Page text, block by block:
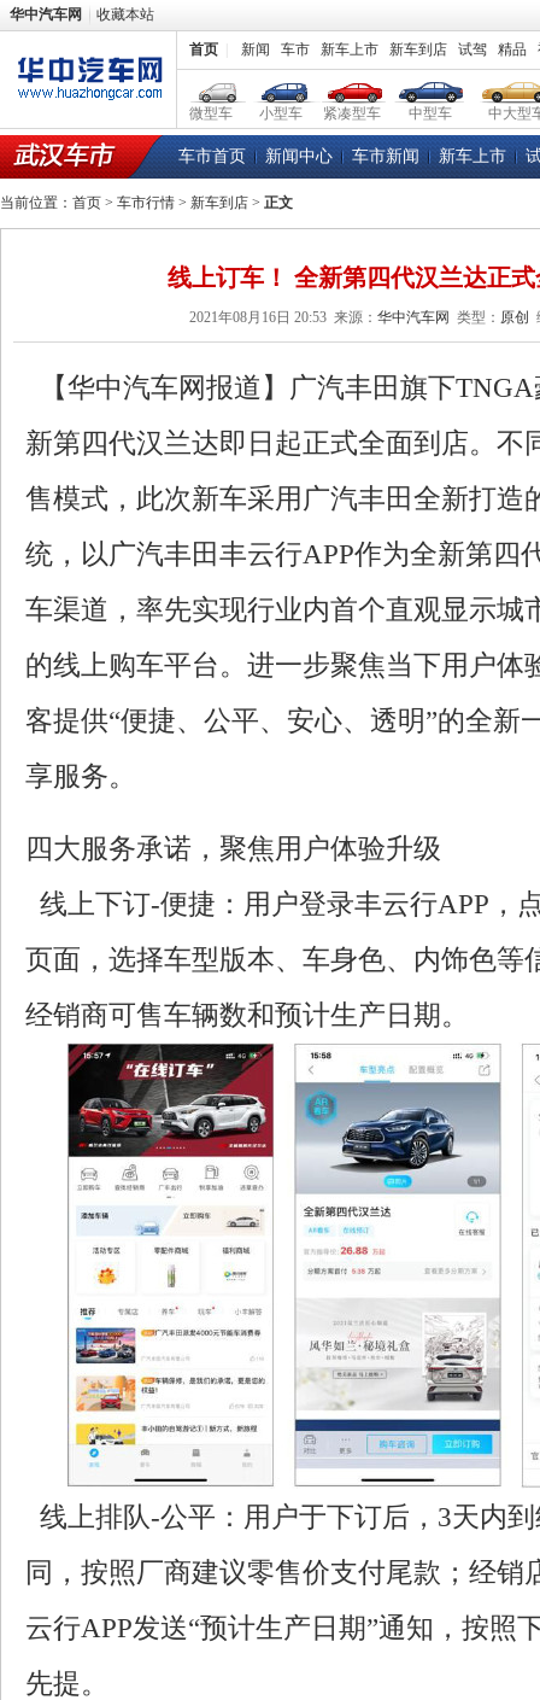
华中汽车网 收藏本站
首页 新闻 车市 新车上市 新车到店 试驾 精品
微型车 小型车 紧凑型车 中型车 中大型
车市首页 新闻中心 车市新闻 新车上市
当前位置： 首页 > 车市行情 > 新车到店 > 正文
线上订车！ 全新第四代汉兰达正
2021年08月16日 20:53 来源： 华中汽车网 类型： 原创
【华中汽车网报道】广汽丰田旗下
新第四代汉兰达即日起正式全面到店。不
售模式，此次新车采用广汽丰田全新打造
统，以广汽丰田丰云行APP作为全新第四
车渠道，率先实现行业内首个直观显示城
的线上购车平台。进一步聚焦当下用户体
客提供“便捷、公平、安心、透明”的全新
享服务。
四大服务承诺，聚焦用户体验升级
线上下订-便捷：用户登录丰云行APP，
页面，选择车型版本、车身色、内饰色等
经销商可售车辆数和预计生产日期。
线上排队-公平：用户于下订后，3天内
同，按照厂商建议零售价支付尾款；经销
云行APP发送“预计生产日期”通知，按照
先提。